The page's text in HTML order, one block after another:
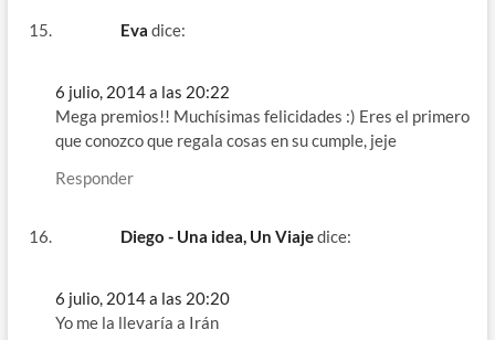
Eva dice:
6 julio, 2014 a las 20:22
Mega premios!! Muchísimas felicidades :) Eres el primero
que conozco que regala cosas en su cumple, jeje
Responder
Diego - Una idea, Un Viajedice:
6 julio, 2014 a las 20:20
Yo me la llevaría a Irán